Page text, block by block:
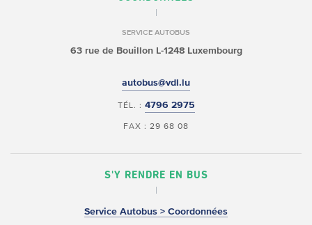
SERVICE AUTOBUS
63 rue de BouillonL-1248 Luxembourg
autobus@vdl.lu
TÉL. : 4796 2975
FAX : 29 68 08
S'Y RENDRE EN BUS
Service Autobus > Coordonnées